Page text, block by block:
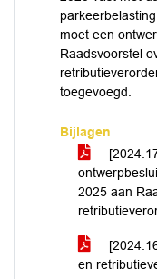
moet een
Raadsvoorstel
toegevoegd.
Bijlagen
2025 aan
en